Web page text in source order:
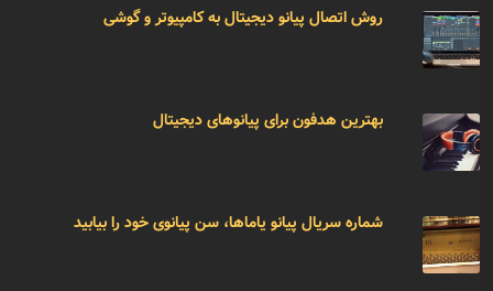
روش اتصال پیانو دیجیتال به کامپیوتر و گوشی
بهترین هدفون برای پیانوهای دیجیتال
شماره سریال پیانو یاماها، سن پیانوی خود را بیابید